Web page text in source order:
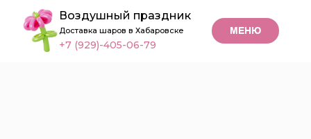
МЕНЮ
Воздушный праздник
Доставка шаров в Хабаровске
+7 (929)-405-06-79